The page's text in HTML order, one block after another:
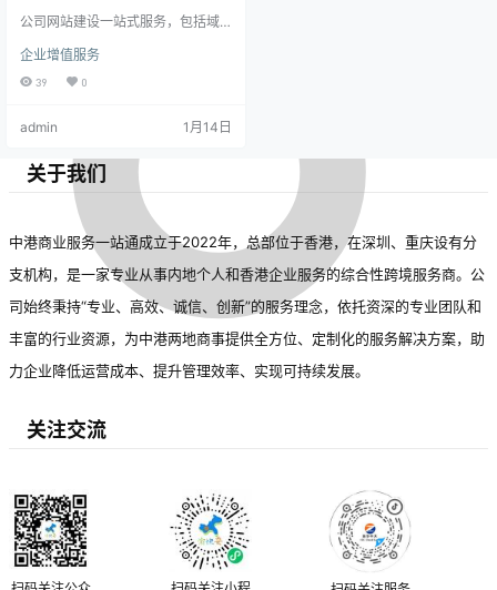
公司网站建设一站式服务，包括域
据备份，网站备案等服务
企业增值服务
39 0
admin 1月14日
关于我们
中港商业服务一站通成立于2022年，总部位于香港，在深圳、重庆设有分
支机构，是一家专业从事内地个人和香港企业服务的综合性跨境服务商。公
司始终秉持“专业、高效、诚信、创新”的服务理念，依托资深的专业团队和
丰富的行业资源，为中港两地商事提供全方位、定制化的服务解决方案，助
力企业降低运营成本、提升管理效率、实现可持续发展。
关注交流